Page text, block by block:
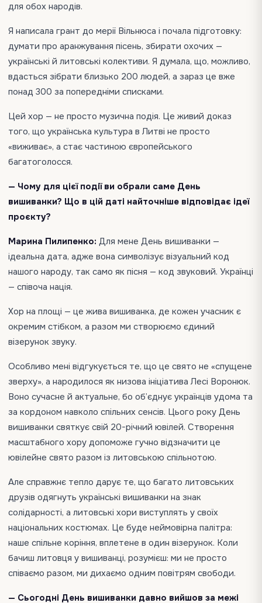
для обох народів.
Я написала грант до мерії Вільнюса і почала підготовку:
думати про аранжування пісень, збирати охочих —
українські й литовські колективи. Я думала, що, можливо,
вдасться зібрати близько 200 людей, а зараз це вже
понад 300 за попередніми списками.
Цей хор — не просто музична подія. Це живий доказ
того, що українська культура в Литві не просто
«виживає», а стає частиною європейського
багатоголосся.
— Чому для цієї події ви обрали саме День
вишиванки? Що в цій даті найточніше відповідає ідеї
проєкту?
Марина Пилипенко: Для мене День вишиванки —
ідеальна дата, адже вона символізує візуальний код
нашого народу, так само як пісня — код звуковий. Українці
— співоча нація.
Хор на площі — це жива вишиванка, де кожен учасник є
окремим стібком, а разом ми створюємо єдиний
візерунок звуку.
Особливо мені відгукується те, що це свято не «спущене
зверху», а народилося як низова ініціатива Лесі Воронюк.
Воно сучасне й актуальне, бо об’єднує українців удома та
за кордоном навколо спільних сенсів. Цього року День
вишиванки святкує свій 20-річний ювілей. Створення
масштабного хору допоможе гучно відзначити це
ювілейне свято разом із литовською спільнотою.
Але справжнє тепло дарує те, що багато литовських
друзів одягнуть українські вишиванки на знак
солідарності, а литовські хори виступлять у своїх
національних костюмах. Це буде неймовірна палітра:
наше спільне коріння, вплетене в один візерунок. Коли
бачиш литовця у вишиванці, розумієш: ми не просто
співаємо разом, ми дихаємо одним повітрям свободи.
— Сьогодні День вишиванки давно вийшов за межі